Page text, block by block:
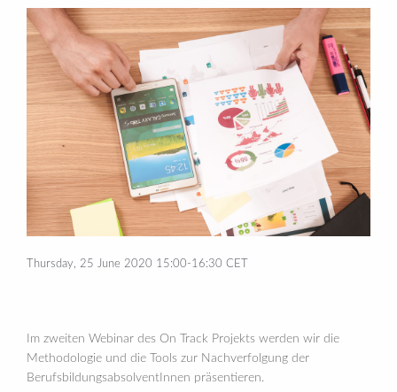
Thursday, 25 June 2020 15:00-16:30 CET
Im zweiten Webinar des On Track Projekts werden wir die
Methodologie und die Tools zur Nachverfolgung der
BerufsbildungsabsolventInnen präsentieren.